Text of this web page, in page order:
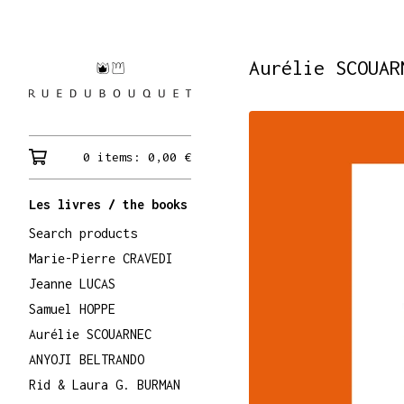
0 items: 0,00 €
Les livres / the books
Search products
Marie-Pierre CRAVEDI
Jeanne LUCAS
Samuel HOPPE
Aurélie SCOUARNEC
ANYOJI BELTRANDO
Rid & Laura G. BURMAN
Aurélie